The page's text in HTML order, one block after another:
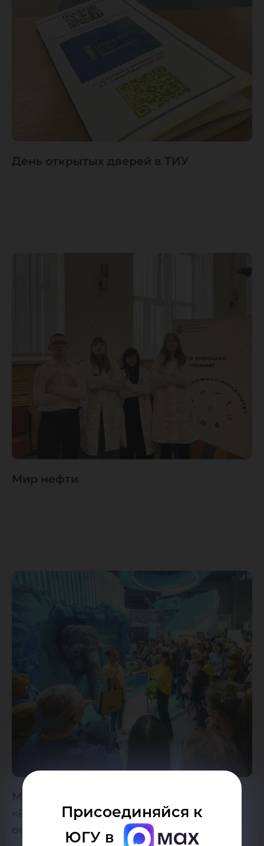
Присоединяйся к
ЮГУ в
День открытых дверей в ТИУ
Мир нефти
«Россия» на ВДНХ. Поддержи родной